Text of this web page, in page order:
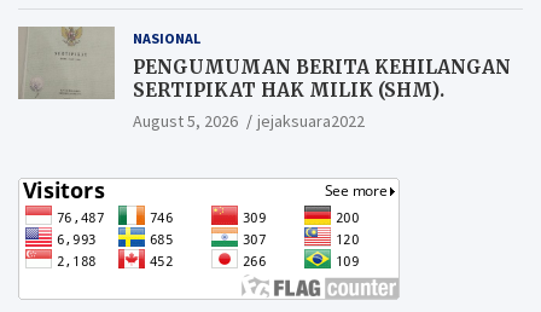
NASIONAL
PENGUMUMAN BERITA KEHILANGAN
SERTIPIKAT HAK MILIK (SHM).
August 5, 2026 jejaksuara2022